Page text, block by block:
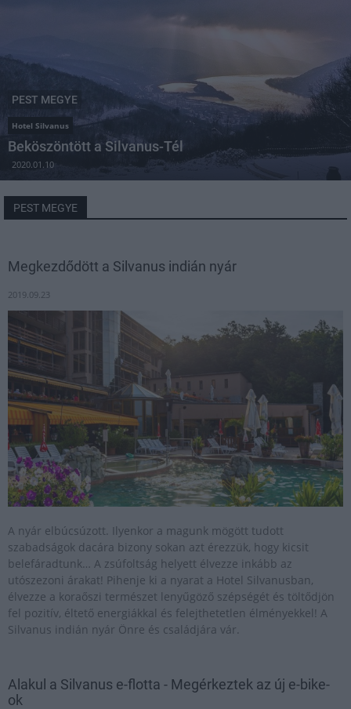
PEST MEGYE
Hotel Silvanus
Beköszöntött a Silvanus-Tél
2020.01.10
PEST MEGYE
Megkezdődött a Silvanus indián nyár
2019.09.23
A nyár elbúcsúzott. Ilyenkor a magunk mögött tudott
szabadságok dacára bizony sokan azt érezzük, hogy kicsit
belefáradtunk… A zsúfoltság helyett élvezze inkább az
utószezoni árakat! Pihenje ki a nyarat a Hotel Silvanusban,
élvezze a koraőszi természet lenyűgöző szépségét és töltődjön
fel pozitív, éltető energiákkal és felejthetetlen élményekkel! A
Silvanus indián nyár Önre és családjára vár.
Alakul a Silvanus e-flotta - Megérkeztek az új e-bike-
ok